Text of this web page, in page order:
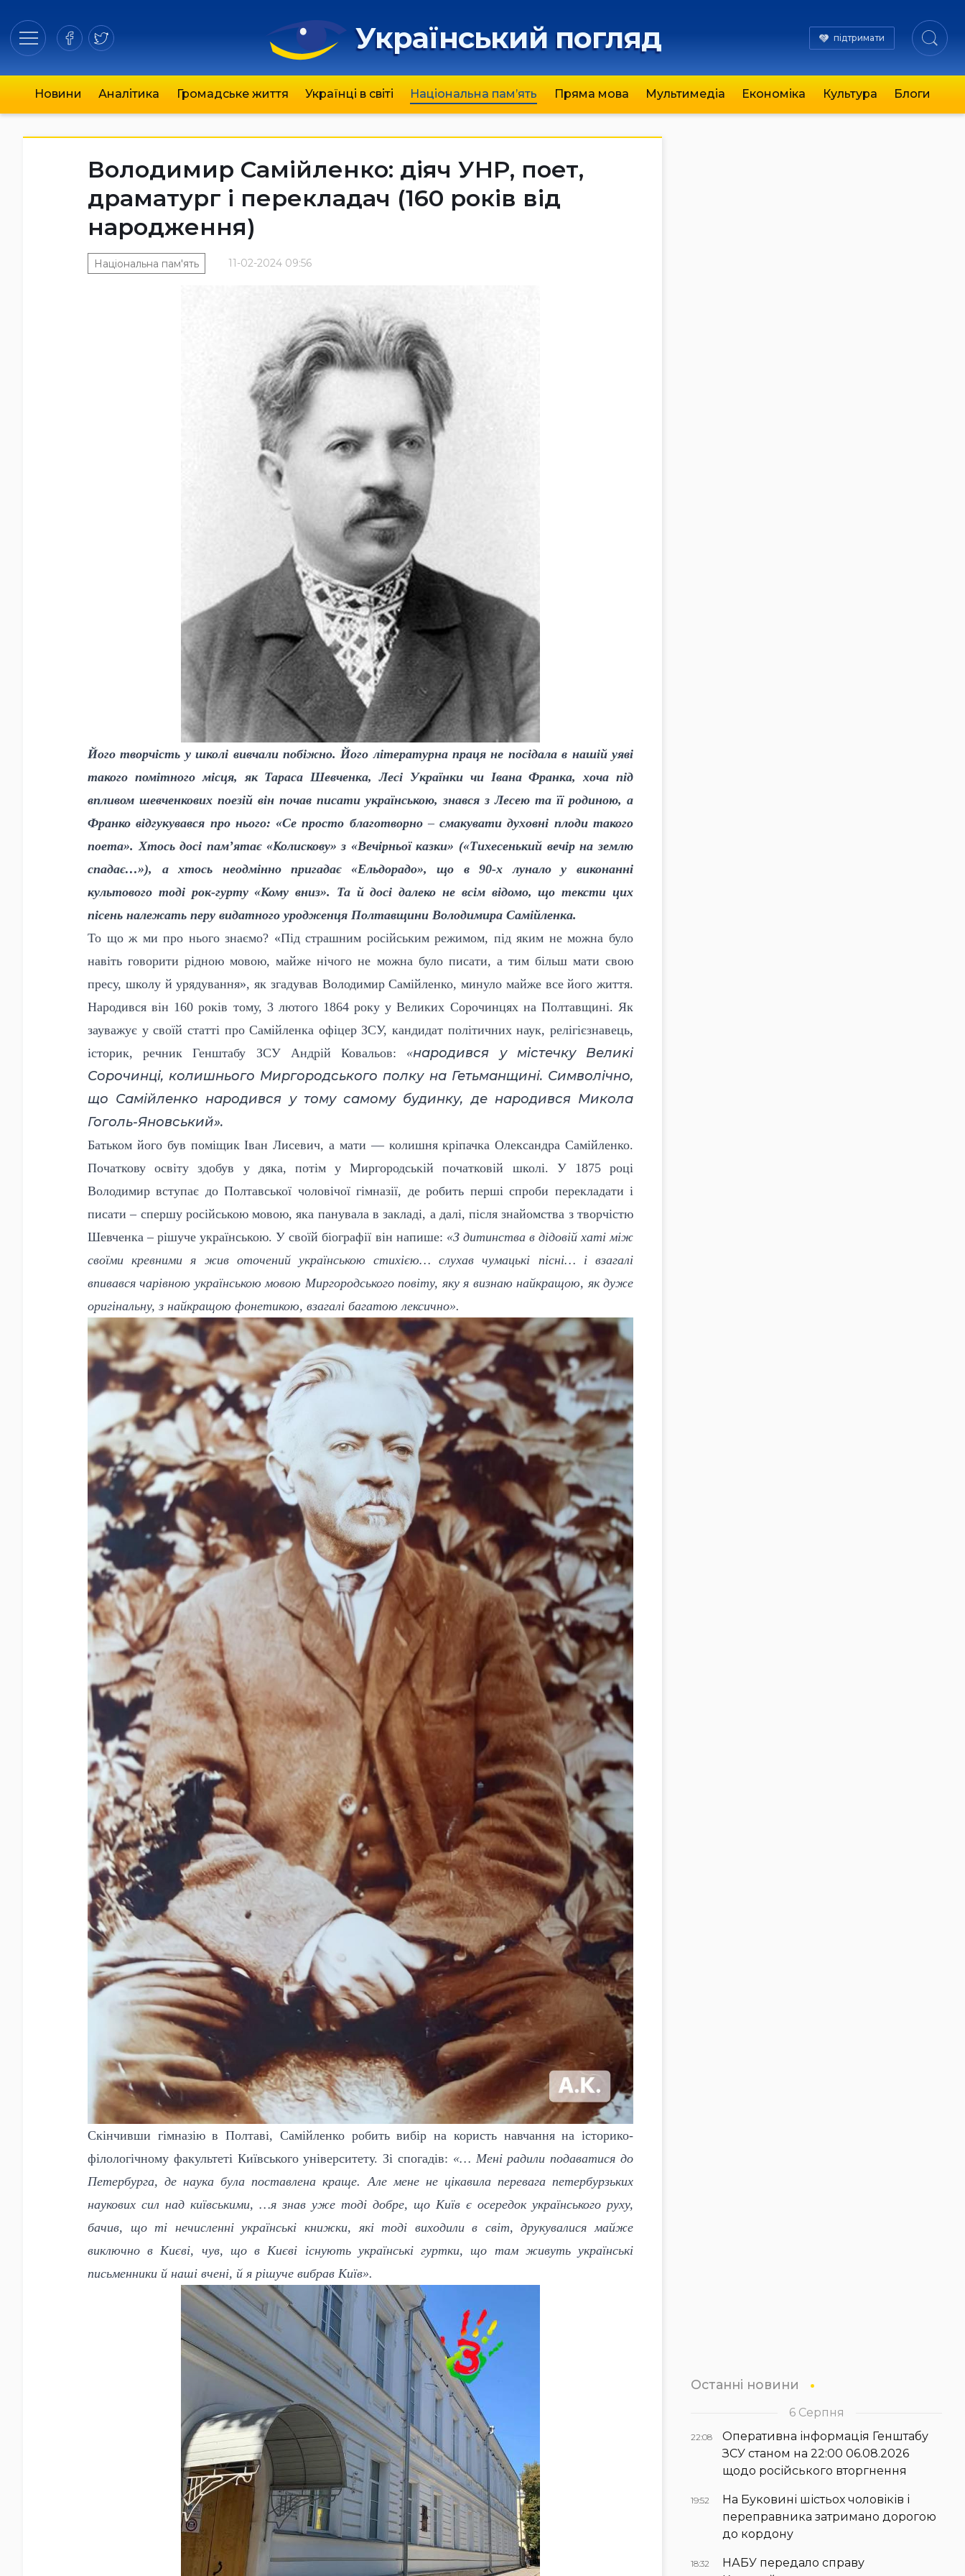
Український погляд підтримати
Новини Аналітика Громадське життя Українці в світі Національна пам’ять Пряма мова Мультимедіа Економіка Культура Блоги
Володимир Самійленко: діяч УНР, поет,
драматург і перекладач (160 років від
народження)
11-02-2024 09:56
Національна пам'ять
Його творчість у школі вивчали побіжно. Його літературна праця не посідала в нашій уяві
такого помітного місця, як Тараса Шевченка, Лесі Українки чи Івана Франка, хоча під
впливом шевченкових поезій він почав писати українською, знався з Лесею та її родиною, а
Франко відгукувався про нього: «Се просто благотворно –смакувати духовні плоди такого
поета». Хтось досі пам’ятає «Колискову» з «Вечірньої казки» («Тихесенький вечір на землю
спадає…»), а хтось неодмінно пригадає «Ельдорадо», що в 90-х лунало у виконанні
культового тоді рок-гурту «Кому вниз». Та й досі далеко не всім відомо, що тексти цих
пісень належать перу видатного уродженця Полтавщини Володимира Самійленка.
То що ж ми про нього знаємо? «Під страшним російським режимом, під яким не можна було
навіть говорити рідною мовою, майже нічого не можна було писати, а тим більш мати свою
пресу, школу й урядування», як згадував Володимир Самійленко, минуло майже все його життя.
Народився він 160 років тому, 3 лютого 1864 року у Великих Сорочинцях на Полтавщині. Як
зауважує у своїй статті про Самійленка офіцер ЗСУ, кандидат політичних наук, релігієзнавець,
історик, речник Генштабу ЗСУ Андрій Ковальов: «народився у містечку Великі
Сорочинці, колишнього Миргородського полку на Гетьманщині. Символічно,
що Самійленко народився у тому самому будинку, де народився Микола
Гоголь-Яновський».
Батьком його був поміщик Іван Лисевич, а мати — колишня кріпачка Олександра Самійленко.
Початкову освіту здобув у дяка, потім у Миргородській початковій школі. У 1875 році
Володимир вступає до Полтавської чоловічої гімназії, де робить перші спроби перекладати і
писати – спершу російською мовою, яка панувала в закладі, а далі, після знайомства з творчістю
Шевченка – рішуче українською. У своїй біографії він напише: «З дитинства в дідовій хаті між
своїми кревними я жив оточений українською стихією… слухав чумацькі пісні… і взагалі
впивався чарівною українською мовою Миргородського повіту, яку я визнаю найкращою, як дуже
оригінальну, з найкращою фонетикою, взагалі багатою лексично».
Скінчивши гімназію в Полтаві, Самійленко робить вибір на користь навчання на історико-
філологічному факультеті Київського університету. Зі спогадів: «… Мені радили подаватися до
Петербурга, де наука була поставлена краще. Але мене не цікавила перевага петербурзьких
наукових сил над київськими, …я знав уже тоді добре, що Київ є осередок українського руху,
бачив, що ті нечисленні українські книжки, які тоді виходили в світ, друкувалися майже
виключно в Києві, чув, що в Києві існують українські гуртки, що там живуть українські
письменники й наші вчені, й я рішуче вибрав Київ».
Останні новини
6 Серпня
22:08
Оперативна інформація Генштабу
ЗСУ станом на 22:00 06.08.2026
щодо російського вторгнення
19:52
На Буковині шістьох чоловіків і
переправника затримано дорогою
до кордону
18:32
НАБУ передало справу